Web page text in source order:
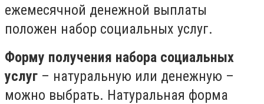
ежемесячной денежной выплаты
положен набор социальных услуг.
Форму получения набора социальных
услуг – натуральную или денежную –
можно выбрать. Натуральная форма